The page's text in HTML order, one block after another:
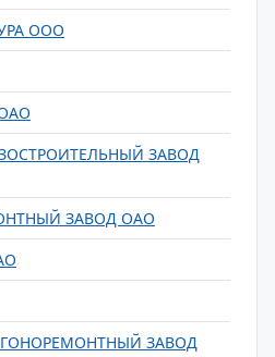
ООО
ЗАВОД
ЗАВОД ОАО
ЗАВОД